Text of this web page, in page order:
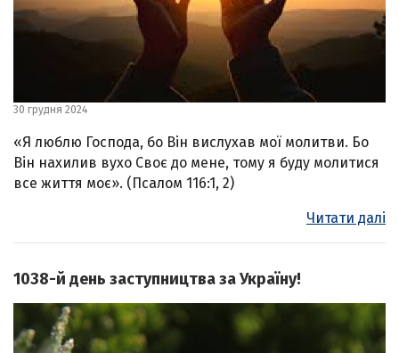
30 грудня 2024
«Я люблю Господа, бо Він вислухав мої молитви. Бо
Він нахилив вухо Своє до мене, тому я буду молитися
все життя моє». (Псалом 116:1, 2)
Читати далі
1038-й день заступництва за Україну!